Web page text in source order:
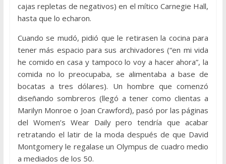
cajas repletas de negativos) en el mítico Carnegie Hall,
hasta que lo echaron.
Cuando se mudó, pidió que le retirasen la cocina para
tener más espacio para sus archivadores (“en mi vida
he comido en casa y tampoco lo voy a hacer ahora”, la
comida no lo preocupaba, se alimentaba a base de
bocatas a tres dólares). Un hombre que comenzó
diseñando sombreros (llegó a tener como clientas a
Marilyn Monroe o Joan Crawford), pasó por las páginas
del Women’s Wear Daily pero tendría que acabar
retratando el latir de la moda después de que David
Montgomery le regalase un Olympus de cuadro medio
a mediados de los 50.